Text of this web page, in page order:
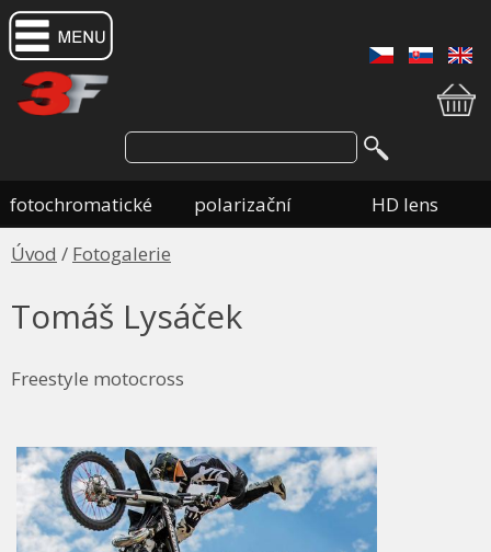
fotochromatické polarizační
HD lens
Úvod / Fotogalerie
Tomáš Lysáček
Freestyle motocross